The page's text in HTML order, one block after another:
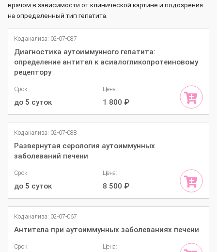
врачом в зависимости от клинической картине и подозрения
на определенный тип гепатита.
Код анализа: 02-07-087
Диагностика аутоиммунного гепатита:
определение антител к асиалогликопротеиновому
рецептору
Срок:
до 5 суток
Цена:
1 800 ₽
Код анализа: 02-07-088
Развернутая серология аутоиммунных
заболеваний печени
Срок:
до 5 суток
Цена:
8 500 ₽
Код анализа: 02-07-067
Антитела при аутоиммунных заболеваниях печени
Срок: Цена: